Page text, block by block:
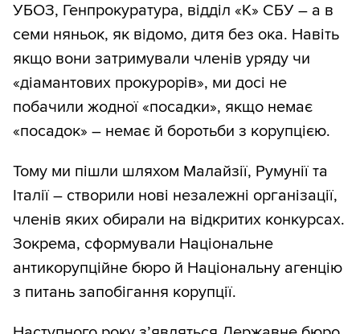
УБОЗ, Генпрокуратура, відділ «К» СБУ – а в
семи няньок, як відомо, дитя без ока. Навіть
якщо вони затримували членів уряду чи
«діамантових прокурорів», ми досі не
побачили жодної «посадки», якщо немає
«посадок» – немає й боротьби з корупцією.
Тому ми пішли шляхом Малайзії, Румунії та
Італії – створили нові незалежні організації,
членів яких обирали на відкритих конкурсах.
Зокрема, сформували Національне
антикорупційне бюро й Національну агенцію
з питань запобігання корупції.